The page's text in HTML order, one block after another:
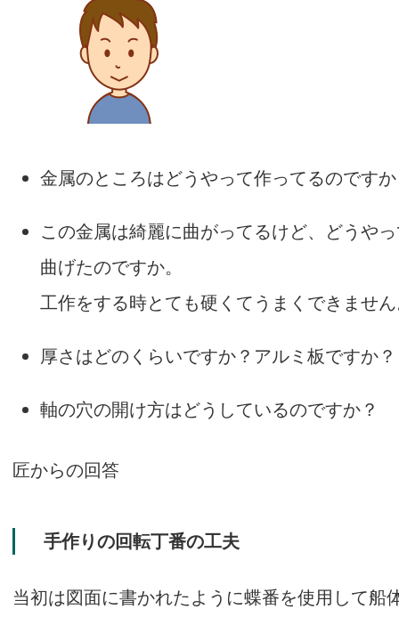
金属のところはどうやって作ってるのです
この金属は綺麗に曲がってるけど、どうや
曲げたのですか。
工作をする時とても硬くてうまくできませ
厚さはどのくらいですか？アルミ板ですか？
軸の穴の開け方はどうしているのですか？
匠からの回答
手作りの回転丁番の工夫
当初は図面に書かれたように蝶番を使用して船